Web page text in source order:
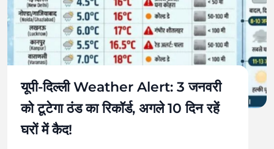
यूपी-दिल्ली Weather Alert: 3 जनवरी
को टूटेगा ठंड का रिकॉर्ड, अगले 10 दिन रहें
घरों में कैद!